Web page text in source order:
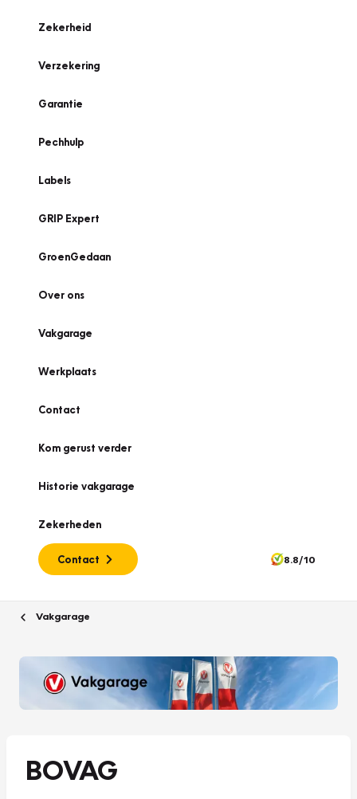
Zekerheid
Verzekering
Garantie
Pechhulp
Labels
GRIP Expert
GroenGedaan
Over ons
Vakgarage
Werkplaats
Contact
Kom gerust verder
Historie vakgarage
Zekerheden
Contact 8.8/10
Vakgarage
BOVAG